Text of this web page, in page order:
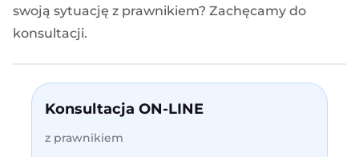
swoją sytuację z prawnikiem? Zachęcamy do
konsultacji.
Konsultacja ON-LINE
z prawnikiem